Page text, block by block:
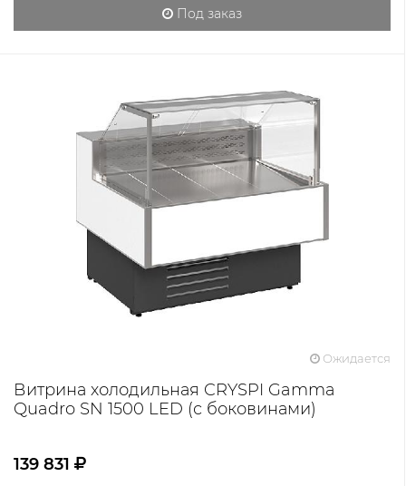
Под заказ
Ожидается
Витрина холодильная CRYSPI Gamma
Quadro SN 1500 LED (с боковинами)
139 831